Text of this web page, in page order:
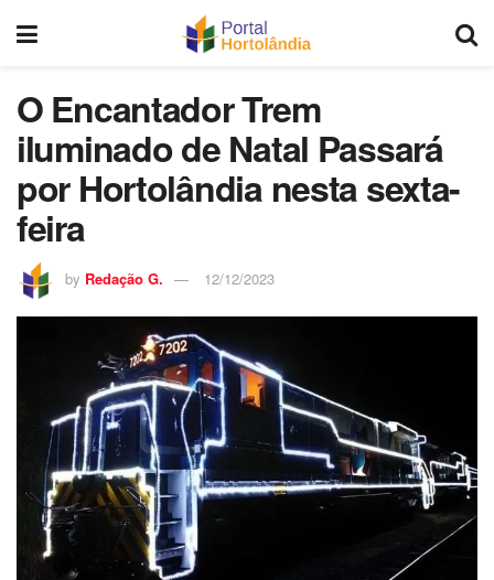
O Encantador Trem
iluminado de Natal Passará
por Hortolândia nesta sexta-
feira
by Redação G. 12/12/2023